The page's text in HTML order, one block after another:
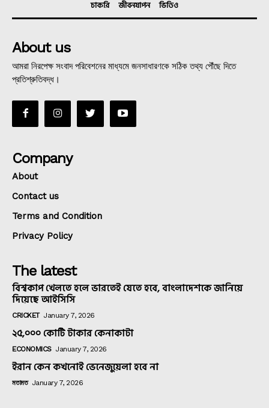
চাকরি
জীবনযাপন ভিডিও
About us
আমরা নিরপেক্ষ সংবাদ পরিবেশনের মাধ্যমে জনসাধারণকে সঠিক তথ্য পৌঁছে দিতে
প্রতিশ্রুতিবদ্ধ।
Company
About
Contact us
Terms and Condition
Privacy Policy
The latest
বিশ্বকাপ খেলতে হলে ভারতেই যেতে হবে, বাংলাদেশকে জানিয়ে
দিয়েছে আইসিসি
CRICKET January 7, 2026
২৫,০০০ কোটি টাকার কেনাকাটা
ECONOMICS January 7, 2026
ইরান কেন কখনোই ভেনেজুয়েলা হবে না
মতামত January 7, 2026